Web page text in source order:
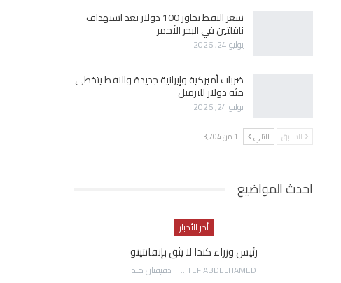
سعر النفط تجاوز 100 دولار بعد استهداف
ناقلتين في البحر الأحمر
يوليو 24, 2026
ضربات أميركية وإيرانية جديدة والنفط يتخطى
مئة دولار للبرميل
يوليو 24, 2026
السابق التالي 1 من 3٬704
احدث المواضيع
أخر الأخبار
رئيس وزراء كندا لا يثق بإنفانتينو
AWATEF ABDELHAMED دقيقتان منذ